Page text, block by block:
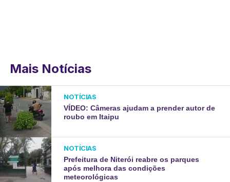
Mais Notícias
NOTÍCIAS
VÍDEO: Câmeras ajudam a prender autor de
roubo em Itaipu
NOTÍCIAS
Prefeitura de Niterói reabre os parques
após melhora das condições
meteorológicas